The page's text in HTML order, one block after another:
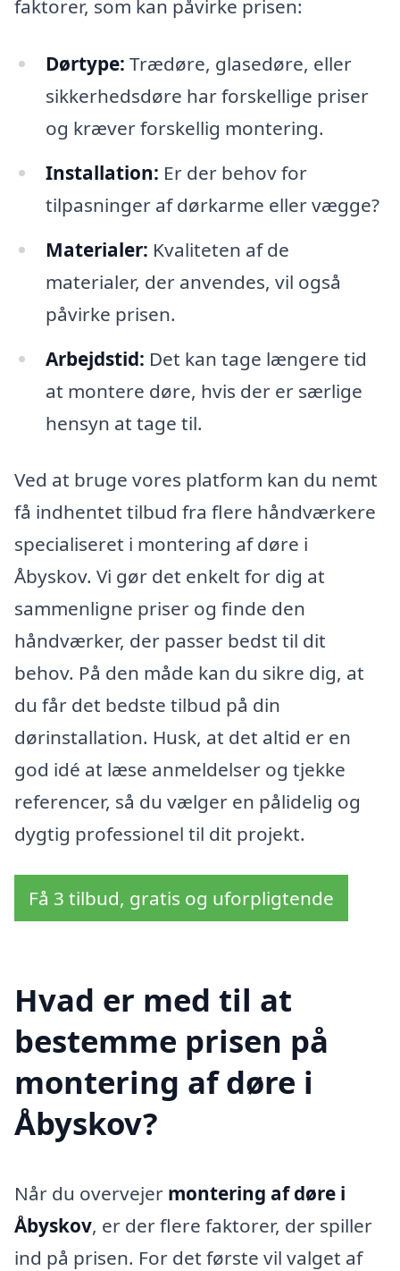
faktorer, som kan påvirke prisen:
Dørtype: Trædøre, glasedøre, eller
sikkerhedsdøre har forskellige priser
og kræver forskellig montering.
Installation: Er der behov for
tilpasninger af dørkarme eller vægge?
Materialer: Kvaliteten af de
materialer, der anvendes, vil også
påvirke prisen.
Arbejdstid: Det kan tage længere tid
at montere døre, hvis der er særlige
hensyn at tage til.
Ved at bruge vores platform kan du nemt
få indhentet tilbud fra flere håndværkere
specialiseret i montering af døre i
Åbyskov. Vi gør det enkelt for dig at
sammenligne priser og finde den
håndværker, der passer bedst til dit
behov. På den måde kan du sikre dig, at
du får det bedste tilbud på din
dørinstallation. Husk, at det altid er en
god idé at læse anmeldelser og tjekke
referencer, så du vælger en pålidelig og
dygtig professionel til dit projekt.
Få 3 tilbud, gratis og uforpligtende
Hvad er med til at
bestemme prisen på
montering af døre i
Åbyskov?
Når du overvejer montering af døre i
Åbyskov, er der flere faktorer, der spiller
ind på prisen. For det første vil valget af